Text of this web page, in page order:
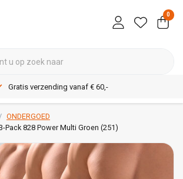
0
Gratis verzending vanaf € 60,-
ONDERGOED
Pack 828 Power Multi Groen (251)